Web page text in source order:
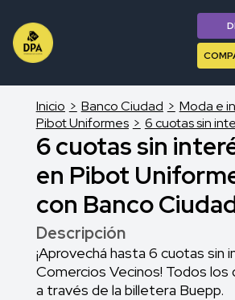
Inicio Banco Ciudad
Moda e
Pibot Uniformes
6 cuotas sin
6 cuotas sin
en Pibot
con Banco
Descripción
¡Aprovechá hasta 6 cuotas sin
Comercios Vecinos! Todos los
a través de la billetera Buepp.